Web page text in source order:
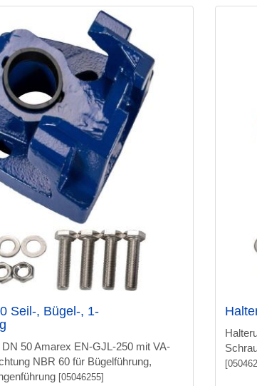
Seil-, Bügel-, 1-
50 Amarex EN-GJL-250 mit VA-
NBR 60 für Bügelführung,
[05046255]